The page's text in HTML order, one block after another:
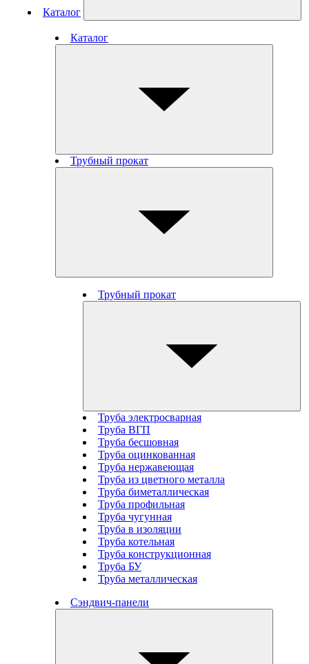
Каталог
Каталог
Трубный прокат
Трубный прокат
Труба электросварная
Труба ВГП
Труба бесшовная
Труба оцинкованная
Труба нержавеющая
Труба из цветного металла
Труба биметаллическая
Труба профильная
Труба чугунная
Труба в изоляции
Труба котельная
Труба конструкционная
Труба БУ
Труба металлическая
Сэндвич-панели